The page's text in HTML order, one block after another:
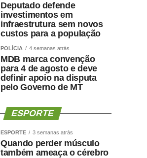
Deputado defende
investimentos em
infraestrutura sem novos
custos para a população
POLÍCIA 4 semanas atrás
MDB marca convenção
para 4 de agosto e deve
definir apoio na disputa
pelo Governo de MT
ESPORTE
ESPORTE 3 semanas atrás
Quando perder músculo
também ameaça o cérebro